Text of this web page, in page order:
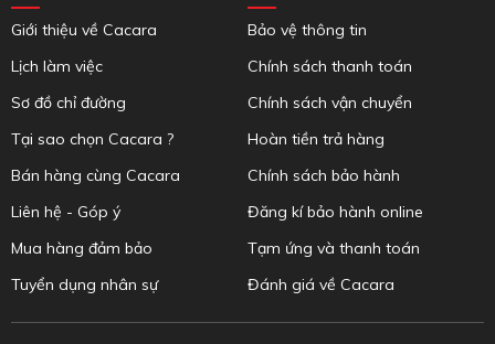
Giới thiệu về Cacara
Lịch làm việc
Sơ đồ chỉ đường
Tại sao chọn Cacara ?
Bán hàng cùng Cacara
Liên hệ - Góp ý
Mua hàng đảm bảo
Tuyển dụng nhân sự
Bảo vệ thông tin
Chính sách thanh toán
Chính sách vận chuyển
Hoàn tiền trả hàng
Chính sách bảo hành
Đăng kí bảo hành online
Tạm ứng và thanh toán
Đánh giá về Cacara